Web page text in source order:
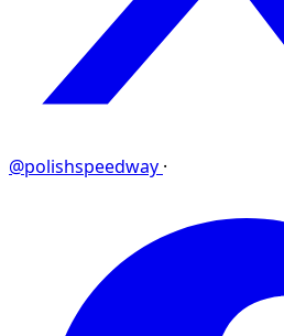
@polishspeedway ·